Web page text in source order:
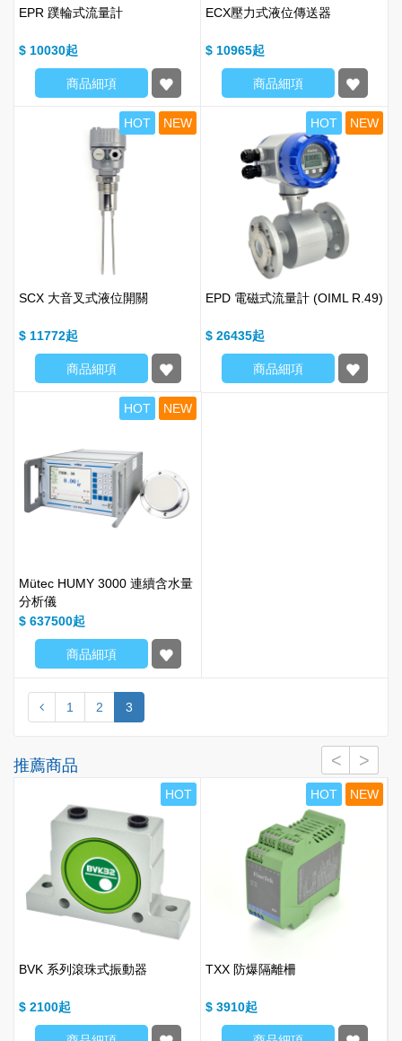
EPR 蹼輪式流量計
$ 10030
商品細項
ECX壓力式液位傳送器
$ 10965
商品細項
HOT NEW
SCX 大音叉式液位開關
$ 11772
商品細項
HOT NEW
EPD 電磁式流量計 (OIML R.49)
$ 26435
商品細項
HOT NEW
Mütec HUMY 3000 連續含水量
分析儀
$ 637500
商品細項
1 2 3
推薦商品
HOT
BVK 系列滾珠式振動器
$ 2100
HOT NEW
TXX 防爆隔離柵
$ 3910